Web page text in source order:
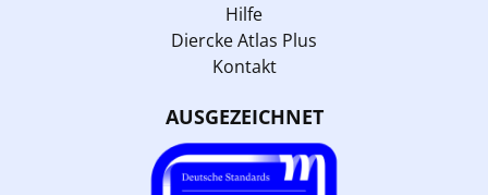
Hilfe
Diercke Atlas Plus
Kontakt
AUSGEZEICHNET